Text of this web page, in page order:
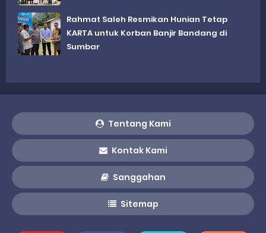
Rahmat Saleh Resmikan Hunian Tetap
KARTA untuk Korban Banjir Bandang di
Sumbar
Tentang Kami
Kontak Kami
Sanggahan
Sitemap